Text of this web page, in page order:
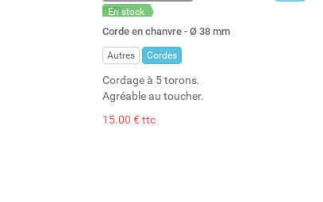
En stock
Stock : 20
Corde en chanvre - Ø 38 mm
Autres Cordes
Cordage à 5 torons.
Agréable au toucher.
15.00 € ttc